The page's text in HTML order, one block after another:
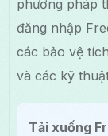
phương pháp
đăng nhập
các bảo vệ
và các kỹ
Tải xuống